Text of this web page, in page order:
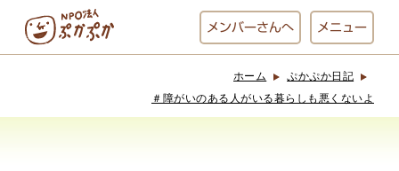
メンバーさんへ メニュー
ぷかぷか
ホーム
ぷかぷか日記
＃障がいのある人がいる暮らしも悪くないよ